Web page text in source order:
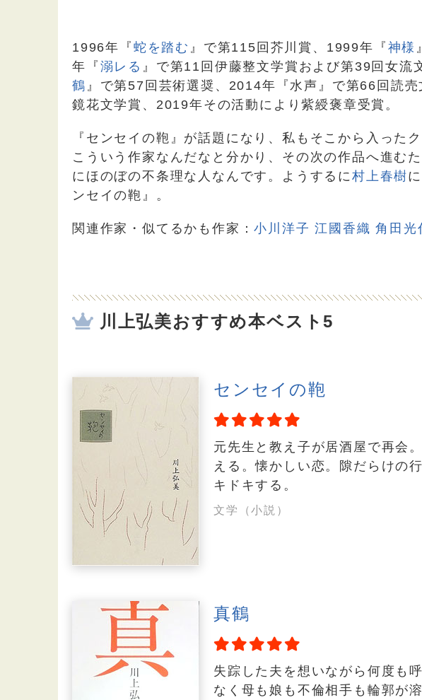
1996年『 蛇を踏む 』で第115回芥川賞、1999年『 神様
年『 溺レる 』で第11回伊藤整文学賞および第39回女流
鶴 』で第57回芸術選奨、2014年『水声』で第66回読
鏡花文学賞、2019年その活動により紫綬褒章受賞。
『センセイの鞄』が話題になり、私もそこから入った
こういう作家なんだなと分かり、その次の作品へ進む
にほのぼの不条理な人なんです。ようするに村上春樹
ンセイの鞄』。
関連作家・似てるかも作家：小川洋子 江國香織 角田光
川上弘美おすすめ本ベスト5
センセイの鞄
元先生と教え子が居酒屋で再会
える。懐かしい恋。隙だらけの
キドキする。
文学（小説）
真鶴
失踪した夫を想いながら何度も
なく母も娘も不倫相手も輪郭が